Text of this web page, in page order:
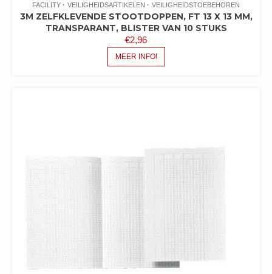
FACILITY VEILIGHEIDSARTIKELEN VEILIGHEIDSTOEBEHOREN
3M ZELFKLEVENDE STOOTDOPPEN, FT 13 X 13 MM,
TRANSPARANT, BLISTER VAN 10 STUKS
€2,96
MEER INFO!